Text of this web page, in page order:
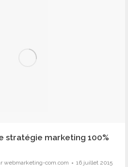
stratégie marketing 100%
webmarketing-com.com 16 juillet 2015